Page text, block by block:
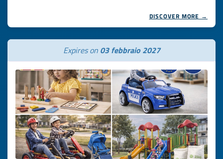
DISCOVER MORE →
Expires on 03 febbraio 2027